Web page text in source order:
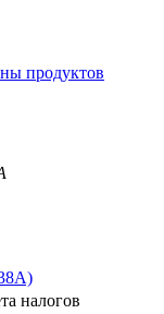
продуктов
налогов